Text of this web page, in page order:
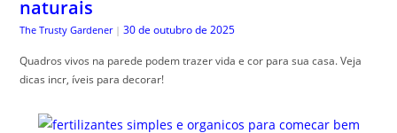
naturais
The Trusty Gardener | 30 de outubro de 2025
Quadros vivos na parede podem trazer vida e cor para sua casa. Veja
dicas incr, íveis para decorar!